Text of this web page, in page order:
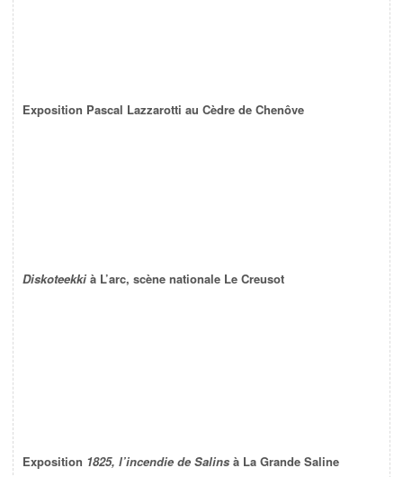
Exposition Pascal Lazzarotti au Cèdre de Chenôve
Diskoteekki à L’arc, scène nationale Le Creusot
Exposition 1825, l’incendie de Salins à La Grande Saline